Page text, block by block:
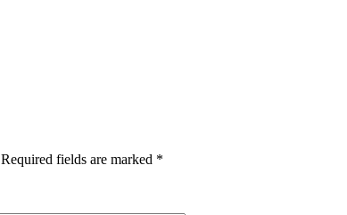
Required fields are marked *